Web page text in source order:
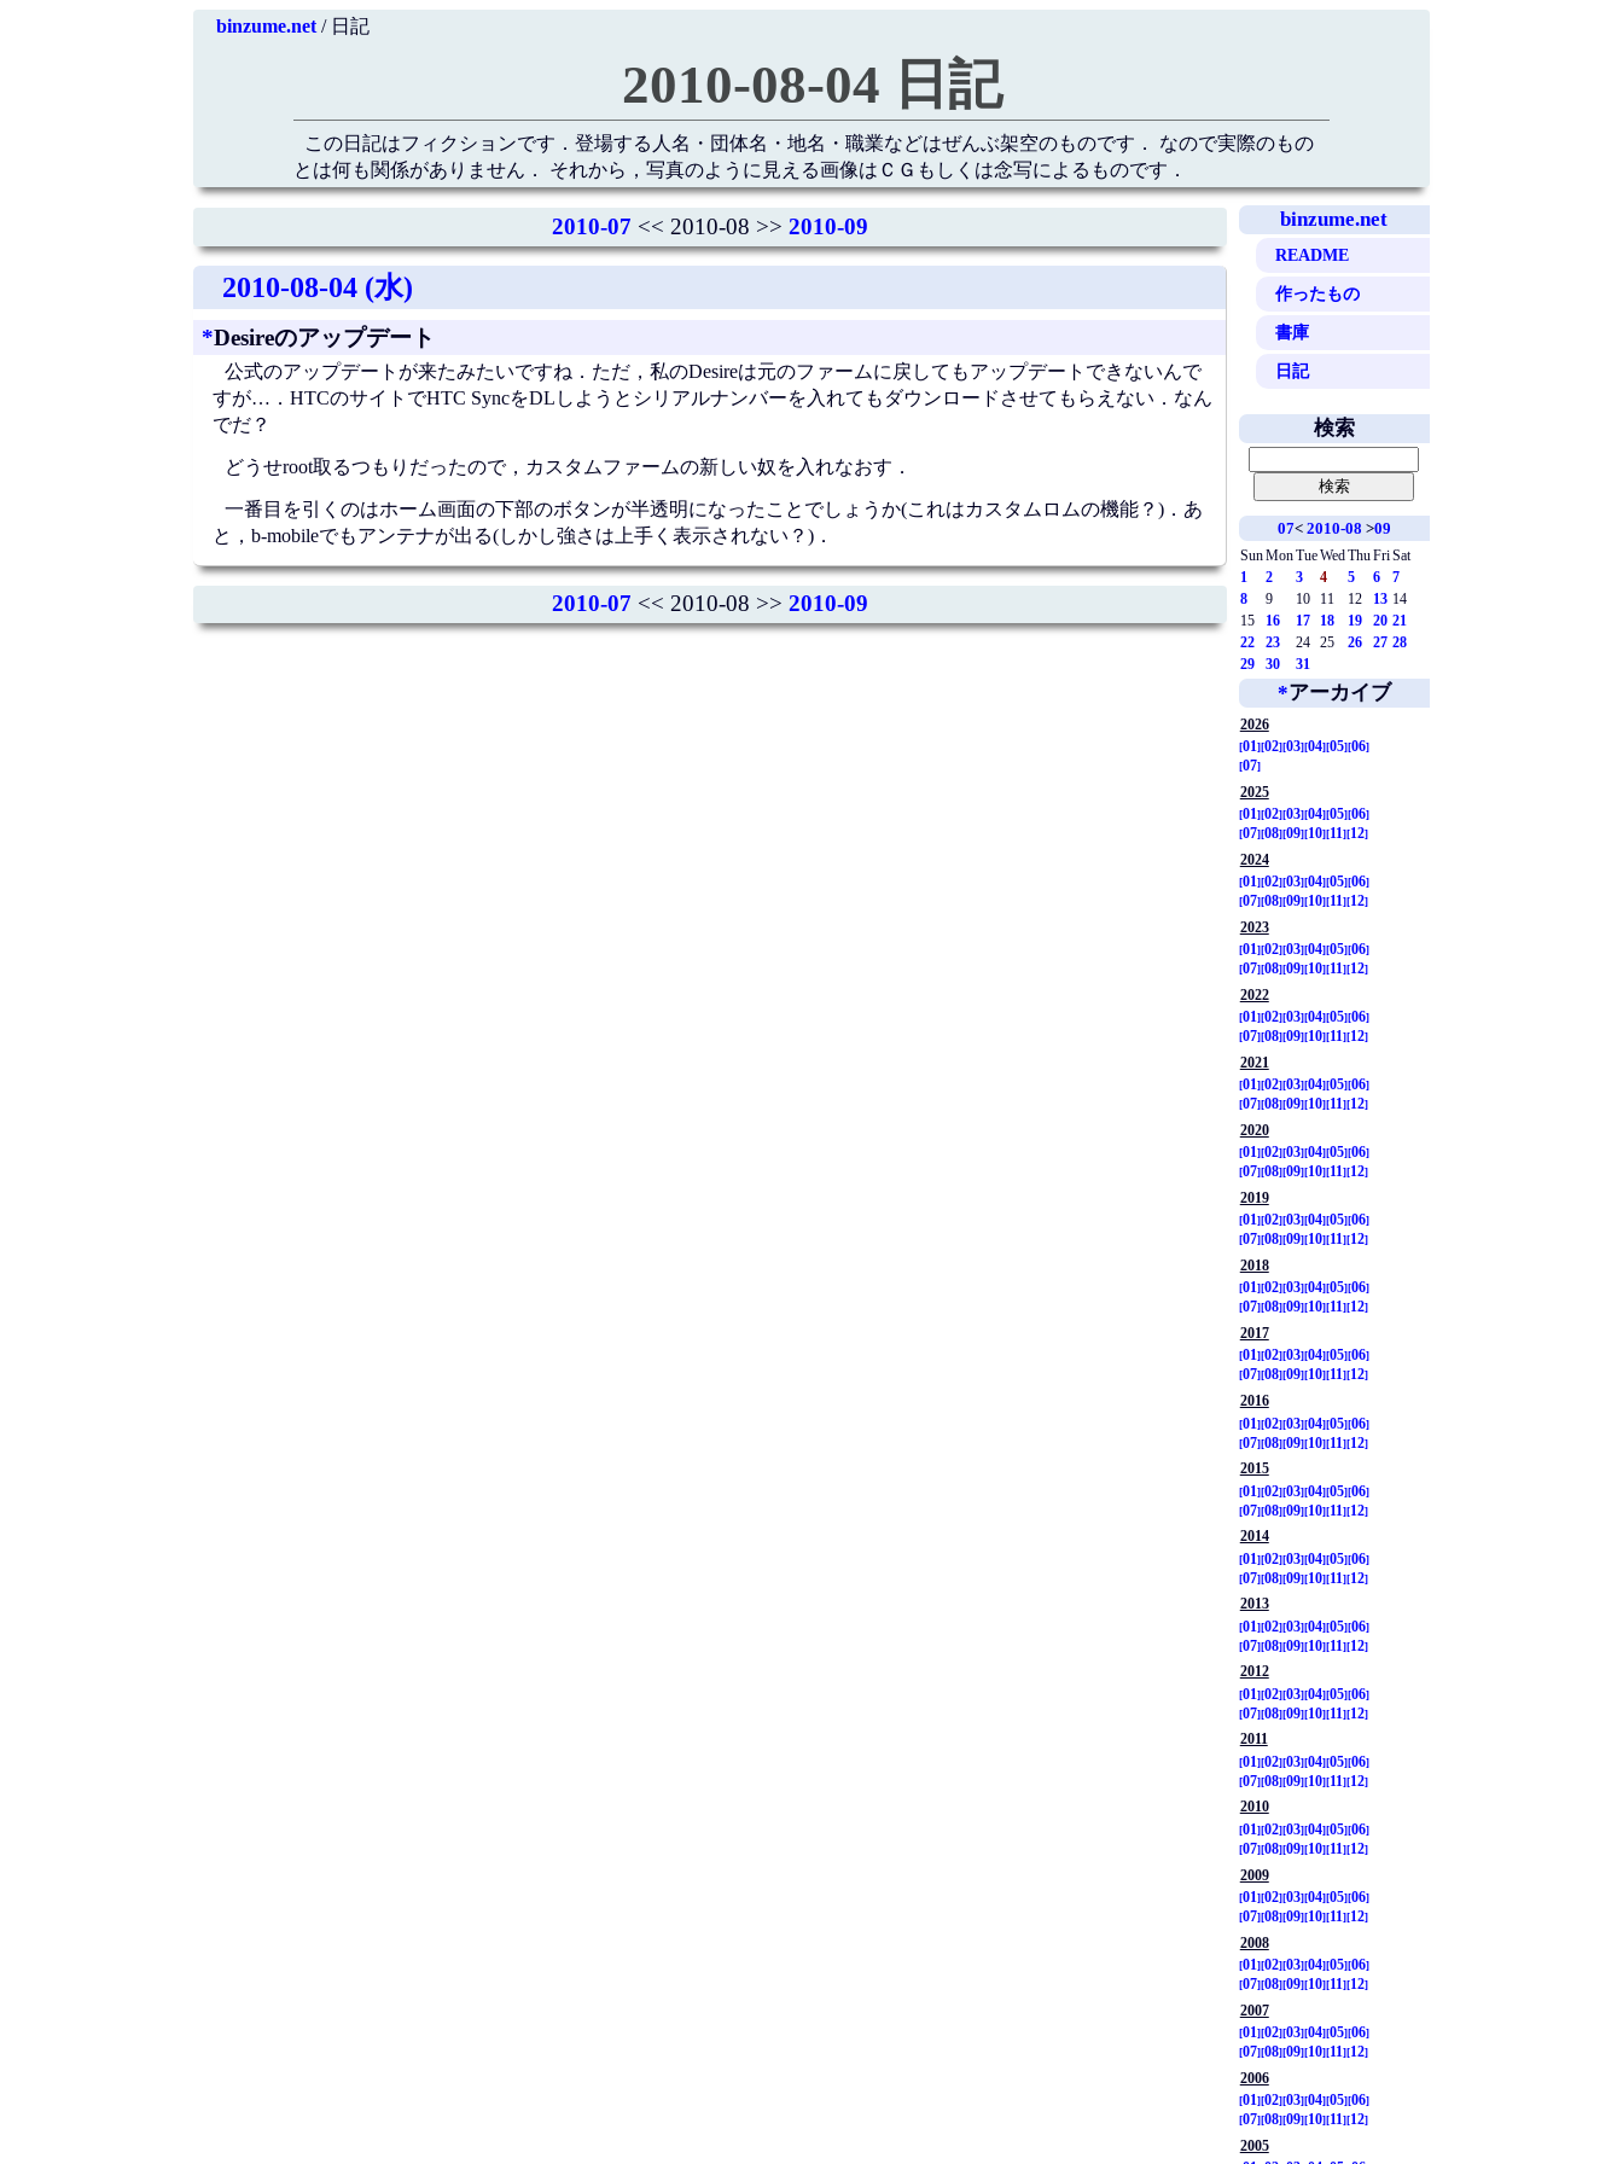
binzume.net/ 日記
2010-08-04 日記
この日記はフィクションです．登場する人名・団体名・地名・職業などはぜんぶ架空のものです． なので実際のもの
とは何も関係がありません． それから，写真のように見える画像はＣＧもしくは念写によるものです．
binzume.net
README
作ったもの
書庫
日記
2010-07 << 2010-08 >> 2010-09
2010-08-04 (水)
*Desireのアップデート
公式のアップデートが来たみたいですね．ただ，私のDesireは元のファームに戻してもアップデートできないんで
すが…．HTCのサイトでHTC SyncをDLしようとシリアルナンバーを入れてもダウンロードさせてもらえない．なん
でだ？
どうせroot取るつもりだったので，カスタムファームの新しい奴を入れなおす．
一番目を引くのはホーム画面の下部のボタンが半透明になったことでしょうか(これはカスタムロムの機能？)．あ
と，b-mobileでもアンテナが出る(しかし強さは上手く表示されない？)．
2010-07 << 2010-08 >> 2010-09
検索
07< 2010-08 >09
SunMonTueWed ThuFriSat
1
2 3 4 5 6
7
8
9 10 11 12 13 14
15
16 17 18 19 20 21
22
23 24 25 26 27 28
29
30 31
*アーカイブ
2026
01
02 03 04 05 06
07
2025
01
02 03 04 05 06
07 08 09 10 11
12
2024
01
02 03 04 05 06
07 08 09 10 11
12
2023
01
02 03 04 05 06
07 08 09 10 11
12
2022
01
02 03 04 05 06
07 08 09 10 11
12
2021
01
02 03 04 05 06
07 08 09 10 11
12
2020
01
02 03 04 05 06
07 08 09 10 11
12
2019
01
02 03 04 05 06
07 08 09 10 11
12
2018
01 02 03 04 05 06
07 08 09 10 11 12
2017
01 02 03 04 05 06
07 08 09 10 11 12
2016
01
02 03 04 05 06
07 08 09 10 11
12
2015
01
02 03 04 05 06
07 08 09 10 11
12
2014
01
02 03 04 05 06
07 08 09 10 11
12
2013
01
02 03 04 05 06
07 08 09 10 11
12
2012
01
02 03 04 05 06
07 08 09 10 11
12
2011
01
02 03 04 05 06
07 08 09 10 11
12
2010
01
02 03 04 05 06
07 08 09 10 11
12
2009
01
02 03 04 05 06
07 08 09 10 11
12
2008
01
02 03 04 05 06
07 08 09 10 11
12
2007
01
02 03 04 05 06
07 08 09 10 11
12
2006
01
02 03 04 05 06
07 08 09 10 11
12
2005